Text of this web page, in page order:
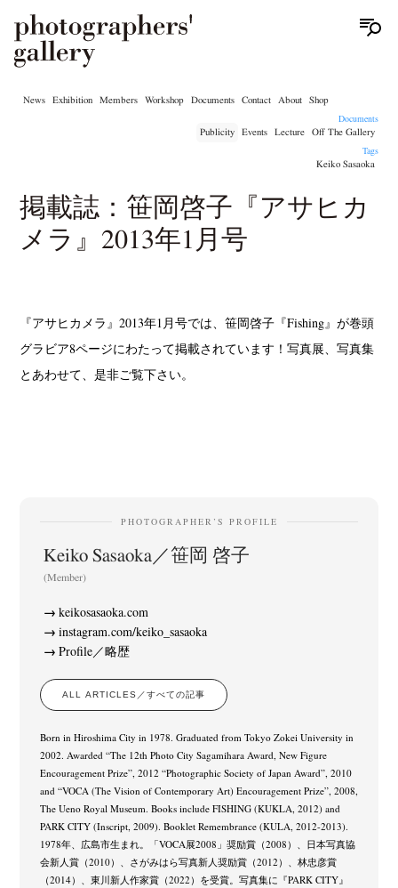
News Exhibition Members Workshop Documents Contact About Shop
Documents
Publicity Events Lecture Off The Gallery
Tags
Keiko Sasaoka
掲載誌：笹岡啓子『アサヒカ
メラ』2013年1月号
『アサヒカメラ』2013年1月号では、笹岡啓子『Fishing』が巻頭
グラビア8ページにわたって掲載されています！写真展、写真集
とあわせて、是非ご覧下さい。
PHOTOGRAPHER’S PROFILE
Keiko Sasaoka／笹岡 啓子
(Member)
keikosasaoka.com
instagram.com/keiko_sasaoka
Profile／略歴
ALL ARTICLES／すべての記事
Born in Hiroshima City in 1978. Graduated from Tokyo Zokei University in
2002. Awarded “The 12th Photo City Sagamihara Award, New Figure
Encouragement Prize”, 2012 “Photographic Society of Japan Award”, 2010
and “VOCA (The Vision of Contemporary Art) Encouragement Prize”, 2008,
The Ueno Royal Museum. Books include FISHING (KUKLA, 2012) and
PARK CITY (Inscript, 2009). Booklet Remembrance (KULA, 2012-2013).
1978年、広島市生まれ。「VOCA展2008」奨励賞（2008）、日本写真協
会新人賞（2010）、さがみはら写真新人奨励賞（2012）、林忠彦賞
（2014）、東川新人作家賞（2022）を受賞。写真集に『PARK CITY』